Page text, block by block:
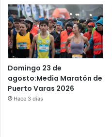
Domingo 23 de
agosto:Media Maratón de
Puerto Varas 2026
Hace 3 días